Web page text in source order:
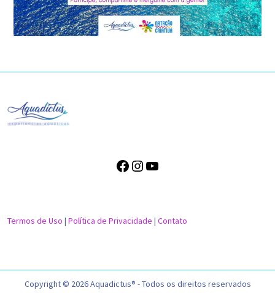
Termos de Uso | Política de Privacidade | Contato
Copyright © 2026 Aquadictus® - Todos os direitos reservados